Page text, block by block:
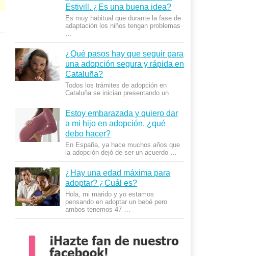
Estivill. ¿Es una buena idea?
Es muy habitual que durante la fase de
adaptación los niños tengan problemas
¿Qué pasos hay que seguir para
una adopción segura y rápida en
Cataluña?
Todos los trámites de adopción en
Cataluña se inician presentando un …
Estoy embarazada y quiero dar
a mi hijo en adopción, ¿qué
debo hacer?
En España, ya hace muchos años que
la adopción dejó de ser un acuerdo …
¿Hay una edad máxima para
adoptar? ¿Cuál es?
Hola, mi marido y yo estamos
pensando en adoptar un bebé pero
ambos tenemos 47 …